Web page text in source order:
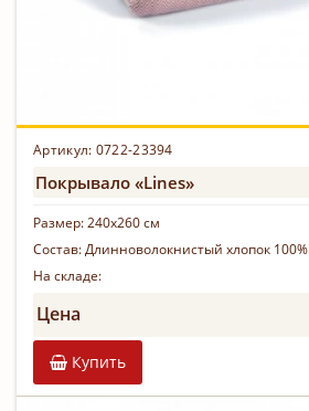
Артикул: 0722-23394
Покрывало «Lines»
Размер:240х260 см
Состав:Длинноволокнистый хлопок 100%
На складе:
Цена
Купить